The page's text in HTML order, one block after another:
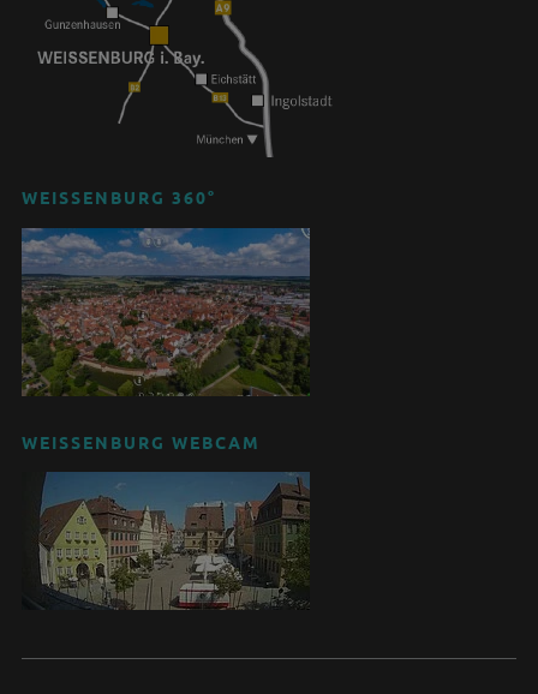
WEISSENBURG 360°
WEISSENBURG WEBCAM